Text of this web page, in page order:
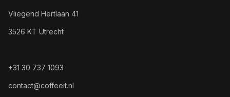
Vliegend Hertlaan 41
3526 KT Utrecht
+31 30 737 1093
contact@coffeeit.nl